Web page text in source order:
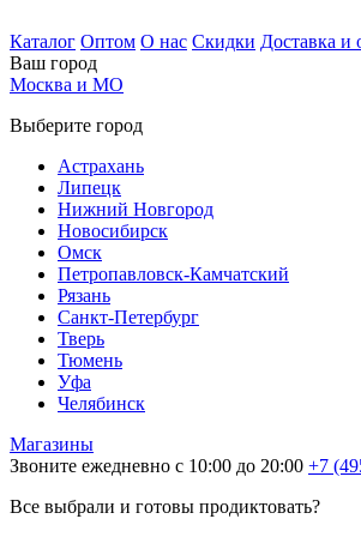
Каталог Оптом О нас Скидки Доставка и
Ваш город
Москва и МО
Выберите город
Астрахань
Липецк
Нижний Новгород
Новосибирск
Омск
Петропавловск-Камчатский
Рязань
Санкт-Петербург
Тверь
Тюмень
Уфа
Челябинск
Магазины
Звоните ежедневно с 10:00 до 20:00 +7
Все выбрали и готовы продиктовать?